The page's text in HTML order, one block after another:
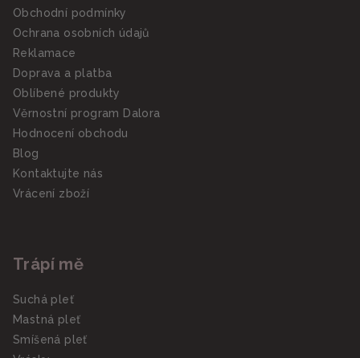
Obchodní podmínky
Ochrana osobních údajů
Reklamace
Doprava a platba
Oblíbené produkty
Věrnostní program Dalora
Hodnocení obchodu
Blog
Kontaktujte nás
Vrácení zboží
Trápí mě
Suchá pleť
Mastná pleť
Smíšená pleť